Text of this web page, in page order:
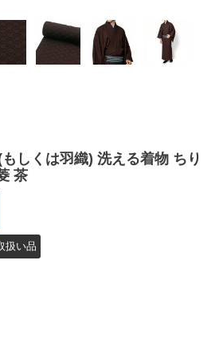
しくは羽織) 洗える着物 ちり
茶
扱い品